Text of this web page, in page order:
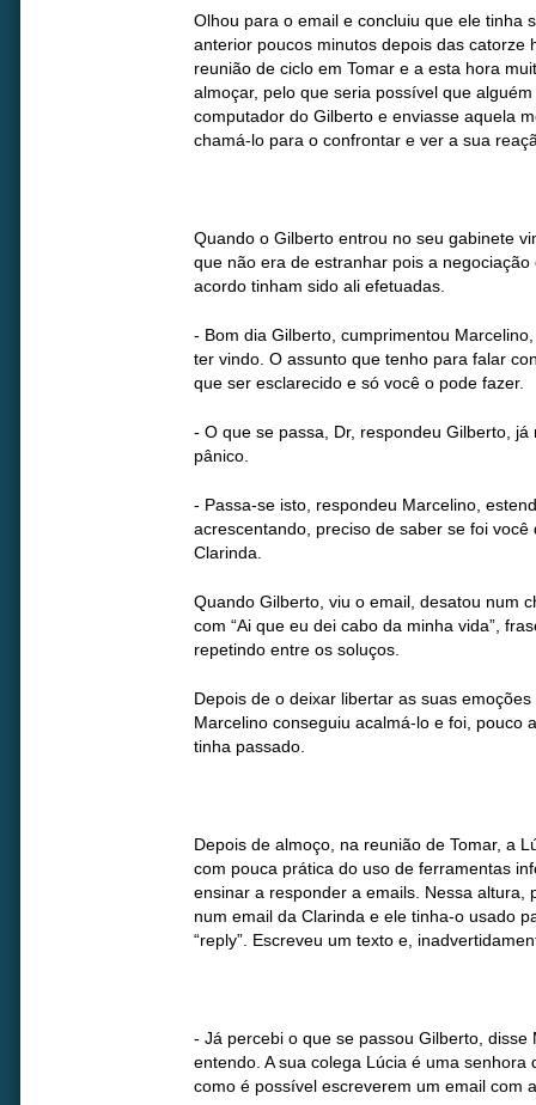
Olhou para o email e concluiu que ele tinha
anterior poucos minutos depois das catorze
reunião de ciclo em Tomar e a esta hora
almoçar, pelo que seria possível que
computador do Gilberto e enviasse aquela
chamá-lo para o confrontar e ver a sua
Quando o Gilberto entrou no seu gabinete
que não era de estranhar pois a
acordo tinham sido ali efetuadas.
- Bom dia Gilberto, cumprimentou
ter vindo. O assunto que tenho para falar
que ser esclarecido e só você o pode fazer.
- O que se passa, Dr, respondeu Gilberto,
pânico.
- Passa-se isto, respondeu Marcelino,
acrescentando, preciso de saber se foi
Clarinda.
Quando Gilberto, viu o email, desatou num
com “Ai que eu dei cabo da minha vida”,
repetindo entre os soluços.
Depois de o deixar libertar as suas
Marcelino conseguiu acalmá-lo e foi, pouco
tinha passado.
Depois de almoço, na reunião de Tomar, a
com pouca prática do uso de ferramentas
ensinar a responder a emails. Nessa altura,
num email da Clarinda e ele tinha-o usado
“reply”. Escreveu um texto e,
- Já percebi o que se passou Gilberto,
entendo. A sua colega Lúcia é uma
como é possível escreverem um email com